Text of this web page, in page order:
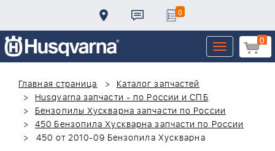
0
0
Toggle
navigation
Главная страница
Каталог запчастей
Husqvarna запчасти - по России и СПБ
Бензопилы Хускварна запчасти по России
450 Бензопила Хускварна запчасти по России
450 от 2010-09 Бензопила Хускварна